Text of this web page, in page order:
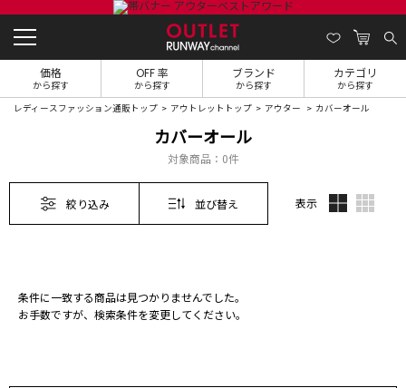
価格
から探す
OFF 率
から探す
ブランド
から探す
カテゴリ
から探す
レディースファッション通販トップ アウトレットトップ アウター カバーオール
カバーオール
対象商品： 0件
絞り込み 並び替え 表示
条件に一致する商品は見つかりませんでした。
お手数ですが、検索条件を変更してください。